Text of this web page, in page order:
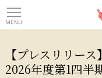
【プレスリリー
2026年度第1四半